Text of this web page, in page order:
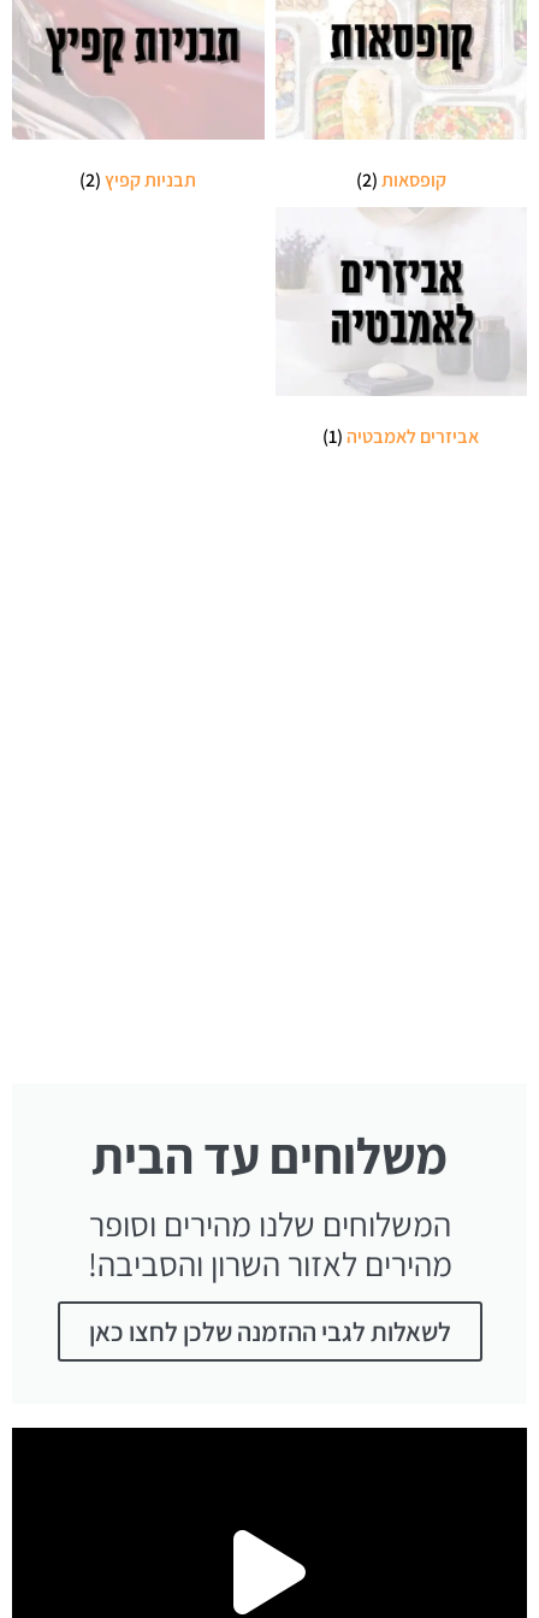
קופסאות(2) תבניות קפיץ(2)
אביזרים לאמבטיה(1)
משלוחים עד הבית
המשלוחים שלנו מהירים וסופר
מהירים לאזור השרון והסביבה!
לשאלות לגבי ההזמנה שלכן לחצו כאן